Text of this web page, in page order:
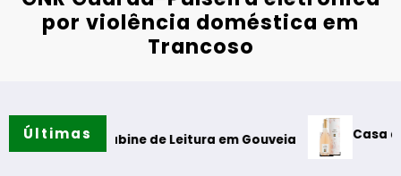
por violência doméstica em
Trancoso
Últimas
da Cabine de Leitura em Gouveia Casa de Santar